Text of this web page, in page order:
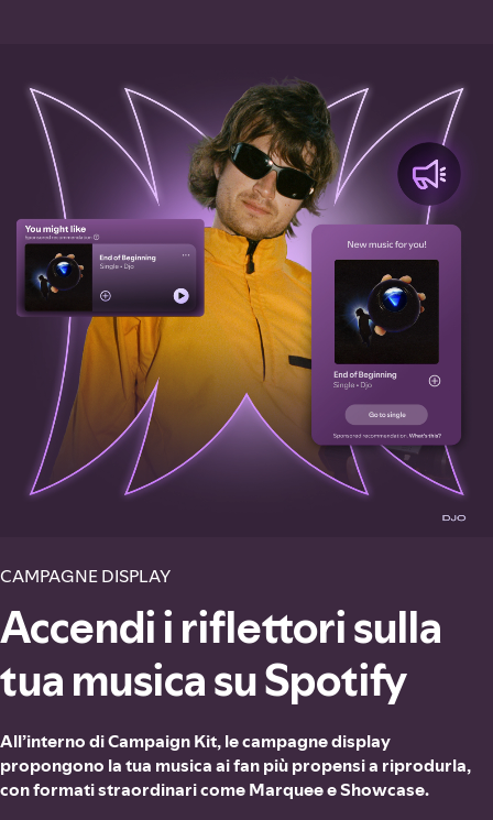
CAMPAGNE DISPLAY
Accendi i riflettori sulla
tua musica su Spotify
All’interno di Campaign Kit, le campagne display
propongono la tua musica ai fan più propensi a riprodurla,
con formati straordinari come Marquee e Showcase.